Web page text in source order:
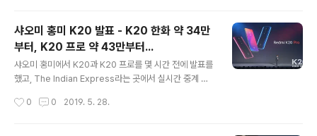
는 편이 아니니, 어쩌면 당연한 것일지도 모르겠다. 보통 샤
오미 관련 카페에 터치 문제를 이야기하는 걸 들어보면, 적
당한(??) 속도로 치는 건 괜찮은 데, 빠르게 치면 그 정도가
심하다는 이야기를 들었었다. 샤오미 포코폰, 홍미노트 7
등 가성비폰 쓸수록 국내 소비자에게도, 삼성, LG에게도
페에 공유를 하기 위해 네이버 블로그에 터치 문제 주장..
샤오미 홍미 K20 발표 - K20 한화 약 34만
부터, K20 프로 약 43만부터...
샤오미 홍미에서 K20과 K20 프로를 몇 시간 전에 발표를
했고, The Indian Express라는 곳에서 실시간 중계 기
Pro Price, Full Specifications, Features, Launch a
0 0 2019. 5. 28.